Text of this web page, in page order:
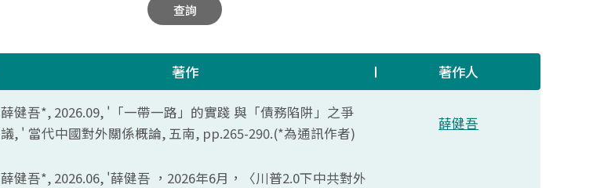
查詢
著作 著作人
薛健吾*, 2026.09, '「一帶一路」的實踐 與「債務陷阱」之爭
議, ' 當代中國對外關係概論, 五南, pp.265-290.(*為通訊作者)
薛健吾
薛健吾*, 2026.06, '薛健吾 ，2026年6月，〈川普2.0下中共對外